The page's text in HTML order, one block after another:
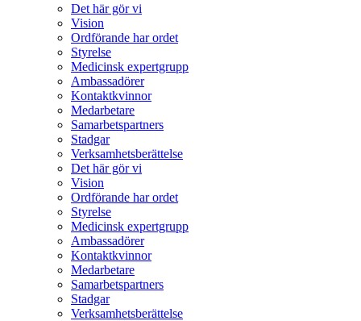
Det här gör vi
Vision
Ordförande har ordet
Styrelse
Medicinsk expertgrupp
Ambassadörer
Kontaktkvinnor
Medarbetare
Samarbetspartners
Stadgar
Verksamhetsberättelse
Det här gör vi
Vision
Ordförande har ordet
Styrelse
Medicinsk expertgrupp
Ambassadörer
Kontaktkvinnor
Medarbetare
Samarbetspartners
Stadgar
Verksamhetsberättelse